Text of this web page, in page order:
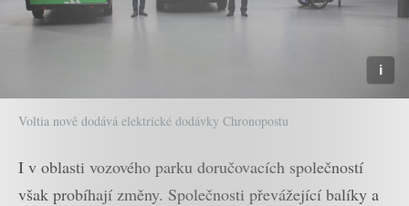
Voltia nově dodává elektrické dodávky Chronopostu
I v oblasti vozového parku doručovacích společností
však probíhají změny. Společnosti převážející balíky a